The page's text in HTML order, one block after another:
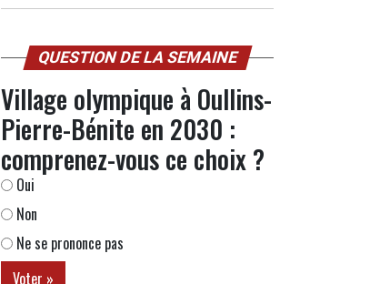
QUESTION DE LA SEMAINE
Village olympique à Oullins-
Pierre-Bénite en 2030 :
comprenez-vous ce choix ?
Oui
Non
Ne se prononce pas